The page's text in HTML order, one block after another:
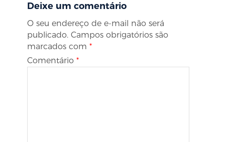
Deixe um comentário
O seu endereço de e-mail não será
publicado. Campos obrigatórios são
marcados com *
Comentário *